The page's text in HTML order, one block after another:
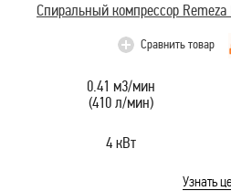
Спиральный компрессор
Сравнить товар
0.41 м3/мин
(410 л/мин)
4 кВт
Узнать